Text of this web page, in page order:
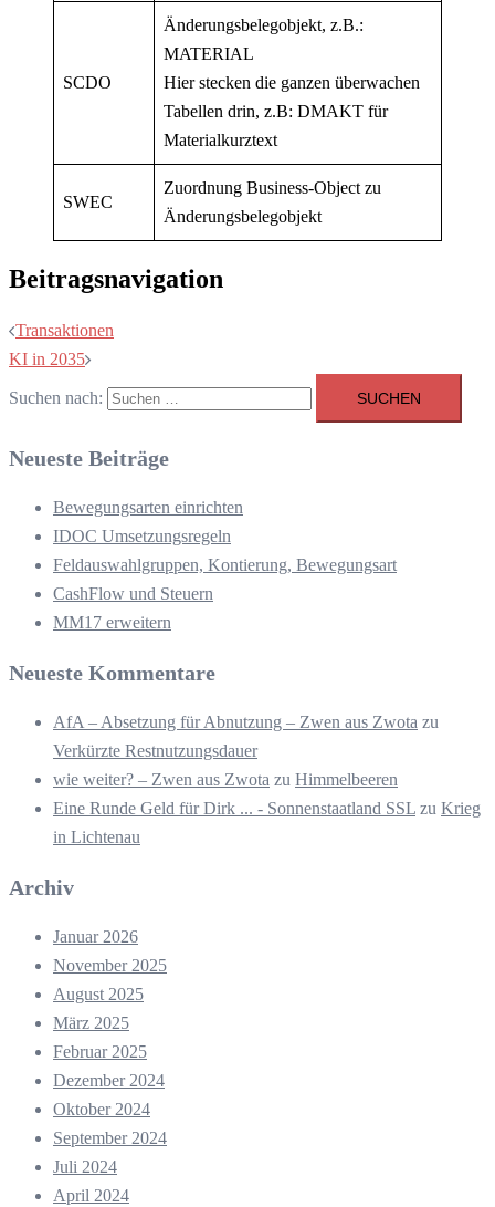
SCDO
Änderungsbelegobjekt, z.B.:
MATERIAL
Hier stecken die ganzen überwachen
Tabellen drin, z.B: DMAKT für
Materialkurztext
SWEC
Zuordnung Business-Object zu
Änderungsbelegobjekt
Beitragsnavigation
Transaktionen
KI in 2035
Suchen nach:
Neueste Beiträge
Bewegungsarten einrichten
IDOC Umsetzungsregeln
Feldauswahlgruppen, Kontierung, Bewegungsart
CashFlow und Steuern
MM17 erweitern
Neueste Kommentare
AfA – Absetzung für Abnutzung – Zwen aus Zwota zu
Verkürzte Restnutzungsdauer
wie weiter? – Zwen aus Zwota zu Himmelbeeren
Eine Runde Geld für Dirk ... - Sonnenstaatland SSL zu Krieg
in Lichtenau
Archiv
Januar 2026
November 2025
August 2025
März 2025
Februar 2025
Dezember 2024
Oktober 2024
September 2024
Juli 2024
April 2024